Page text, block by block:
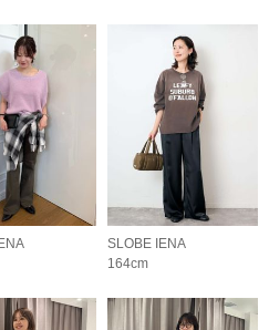
SLOBE IENA
164cm